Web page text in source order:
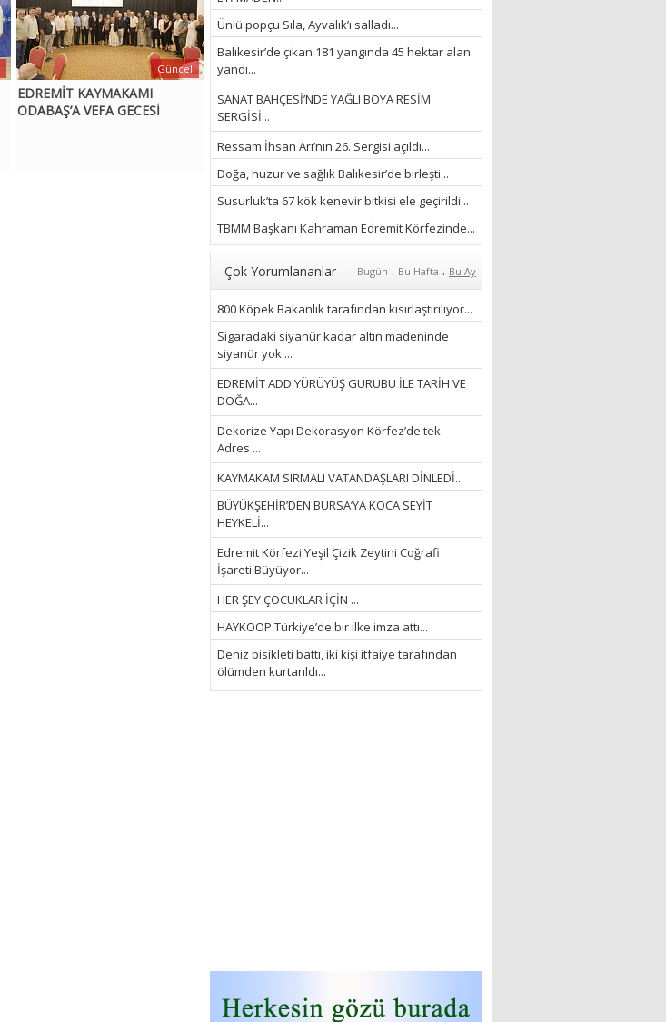
KAĞNISI
07/04/2026
Mehmet Çağ
“BEDEN VE RUH
BÜTÜNLÜĞÜ...”
18/03/2023
İlknur Solmaz Çoban
“DOĞANIN GÜLEÇ
YAĞMURLARINI
ÖZLERKEN…”
23/11/2025
“Ne çok şey oldu
unutulmaması gereken”
28/01/2024
“AKIL GÖZÜ”
Ayşegül Akay
“KURTULDUM”
28/01/2024
Ünlü popçu Sıla, Ayvalık’ı salladı...
Balıkesir’de çıkan 181 yangında 45 hektar alan
yandı...
SANAT BAHÇESİ’NDE YAĞLI BOYA RESİM
SERGİSİ...
Ressam İhsan Arı’nın 26. Sergisi açıldı...
Doğa, huzur ve sağlık Balıkesir’de birleşti...
Susurluk’ta 67 kök kenevir bitkisi ele geçirildi...
TBMM Başkanı Kahraman Edremit Körfezinde...
Çok Yorumlananlar Bugün . Bu Hafta . Bu Ay
800 Köpek Bakanlık tarafından kısırlaştırılıyor...
Sigaradaki siyanür kadar altın madeninde
siyanür yok ...
EDREMİT ADD YÜRÜYÜŞ GURUBU İLE TARİH VE
DOĞA...
Dekorize Yapı Dekorasyon Körfez’de tek
Adres ...
KAYMAKAM SIRMALI VATANDAŞLARI DİNLEDİ...
BÜYÜKŞEHİR’DEN BURSA’YA KOCA SEYİT
HEYKELİ...
Edremit Körfezi Yeşil Çizik Zeytini Coğrafi
İşareti Büyüyor...
HER ŞEY ÇOCUKLAR İÇİN ...
HAYKOOP Türkiye’de bir ilke imza attı...
Deniz bisikleti battı, iki kişi itfaiye tarafından
ölümden kurtarıldı...
EDREMİT KAYMAKAMI
ODABAŞ’A VEFA GECESİ
Güncel